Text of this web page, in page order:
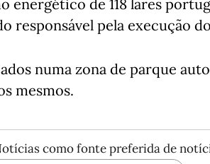
energético de 118 lares
responsável pela execução
numa zona de parque
mesmos.
como fonte preferida de